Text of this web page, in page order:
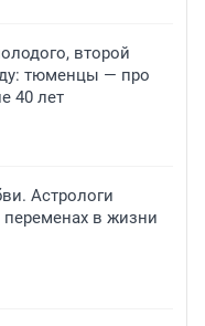
второй
тюменцы — про
40 лет
Астрологи
в жизни